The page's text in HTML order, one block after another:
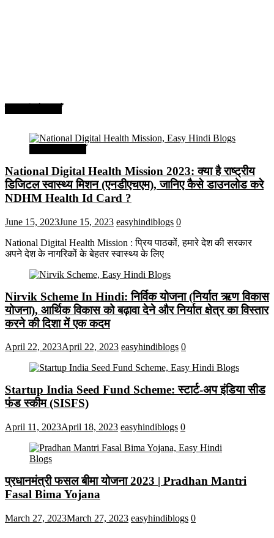
National Digital Health Mission 2023: क्या है राष्ट्रीय
डिजिटल स्वास्थ्य मिशन (एनडीएचएम), जानिए कैसे डाउनलोड करे
NDHM Health Id Card ?
June 15, 2023June 15, 2023 easyhindiblogs 0
National Digital Health Mission : प्रिय पाठकों, हमारे देश की सरकार
अपने देश के नागरिकों के बेहतर स्वास्थ्य के लिए
Nirvik Scheme In Hindi: निर्विक योजना (निर्यात ऋण विकास
योजना), आर्थिक विकास को बढ़ावा देने और निर्यात क्षेत्र का विस्तार
करने की दिशा में एक कदम
April 22, 2023April 22, 2023 easyhindiblogs 0
Startup India Seed Fund Scheme: स्टार्ट-अप इंडिया सीड
फंड स्कीम (SISFS)
April 11, 2023April 18, 2023 easyhindiblogs 0
प्रधानमंत्री फसल बीमा योजना 2023 | Pradhan Mantri
Fasal Bima Yojana
March 27, 2023March 27, 2023 easyhindiblogs 0